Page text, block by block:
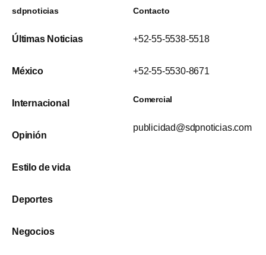
sdpnoticias
Últimas Noticias
México
Internacional
Opinión
Estilo de vida
Deportes
Negocios
Contacto
+52-55-5538-5518
+52-55-5530-8671
Comercial
publicidad@sdpnoticias.com